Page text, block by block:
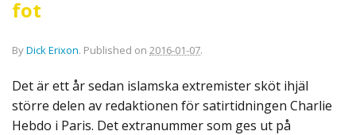
fot
ByDick Erixon. Published on 2016-01-07.
Det är ett år sedan islamska extremister sköt ihjäl
större delen av redaktionen för satirtidningen Charlie
Hebdo i Paris. Det extranummer som ges ut på